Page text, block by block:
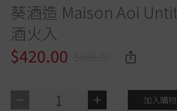
葵酒造 Maison Aoi
酒火入
$420.00
1 加入購